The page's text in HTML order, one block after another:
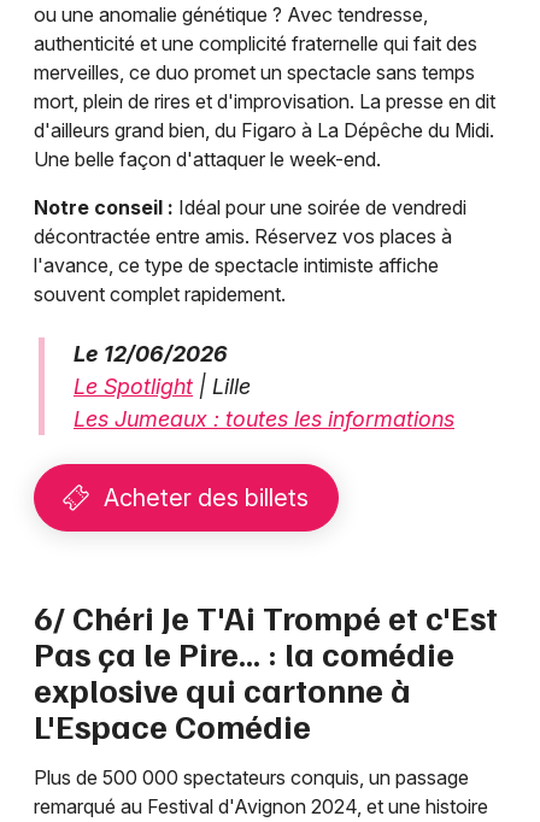
ou une anomalie génétique ? Avec tendresse,
authenticité et une complicité fraternelle qui fait des
merveilles, ce duo promet un spectacle sans temps
mort, plein de rires et d'improvisation. La presse en dit
d'ailleurs grand bien, du Figaro à La Dépêche du Midi.
Une belle façon d'attaquer le week-end.
Notre conseil : Idéal pour une soirée de vendredi
décontractée entre amis. Réservez vos places à
l'avance, ce type de spectacle intimiste affiche
souvent complet rapidement.
Le 12/06/2026
Le Spotlight | Lille
Les Jumeaux : toutes les informations
Acheter des billets
6/ Chéri Je T'Ai Trompé et c'Est
Pas ça le Pire... : la comédie
explosive qui cartonne à
L'Espace Comédie
Plus de 500 000 spectateurs conquis, un passage
remarqué au Festival d'Avignon 2024, et une histoire